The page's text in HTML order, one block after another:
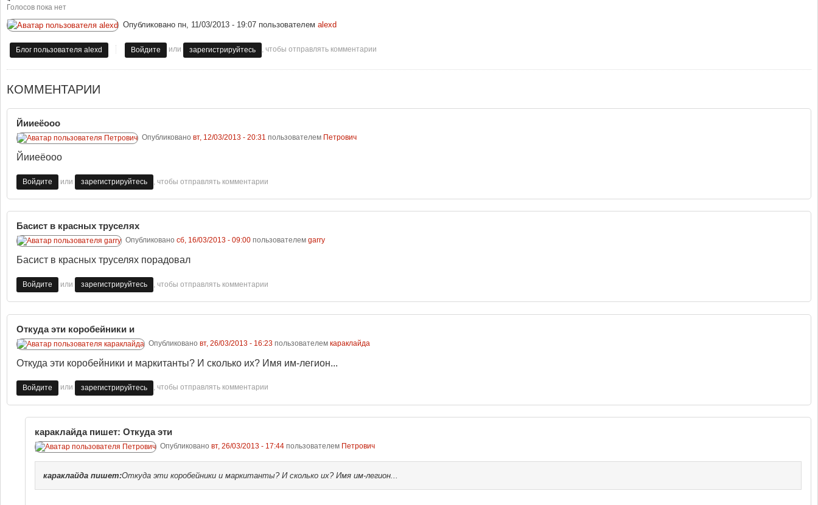
Голосов пока нет
Опубликовано пн, 11/03/2013 - 19:07пользователем alexd
Блог пользователя alexd Войдите или зарегистрируйтесь , чтобы отправлять комментарии
КОММЕНТАРИИ
Йииеёооо
Опубликовано вт, 12/03/2013 - 20:31 пользователем Петрович
Йииеёооо
Войдите или зарегистрируйтесь , чтобы отправлять комментарии
Басист в красных труселях
Опубликовано сб, 16/03/2013 - 09:00пользователем garry
Басист в красных труселях порадовал
Войдите или зарегистрируйтесь , чтобы отправлять комментарии
Откуда эти коробейники и
Опубликовано вт, 26/03/2013 - 16:23пользователем караклайда
Откуда эти коробейники и маркитанты? И сколько их? Имя им-легион...
Войдите или зарегистрируйтесь , чтобы отправлять комментарии
караклайда пишет: Откуда эти
Опубликовано вт, 26/03/2013 - 17:44пользователем Петрович
караклайда пишет:Откуда эти коробейники и маркитанты? И сколько их? Имя им-легион...